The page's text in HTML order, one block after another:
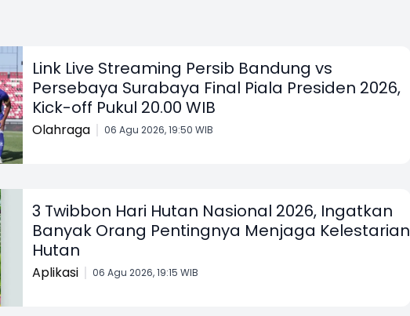
Link Live Streaming Persib Bandung vs
Persebaya Surabaya Final Piala Presiden 2026,
Kick-off Pukul 20.00 WIB
Olahraga 06 Agu 2026, 19:50 WIB
3 Twibbon Hari Hutan Nasional 2026, Ingatkan
Banyak Orang Pentingnya Menjaga Kelestarian
Hutan
Aplikasi 06 Agu 2026, 19:15 WIB